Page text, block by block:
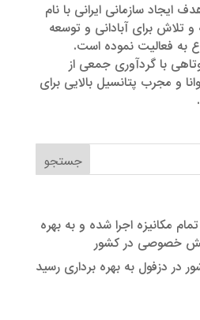
ایجاد سازمانی ایرانی با نام
تلاش برای آبادانی و توسعه
سال ۱۳۷۹ شروع به فعالیت نموده است.
با گردآوری جمعی از
و مجرب پتانسیل بالایی برای
مکانیزه اجرا شده و به بهره
خصوصی در کشور
در دزفول به بهره برداری رسید